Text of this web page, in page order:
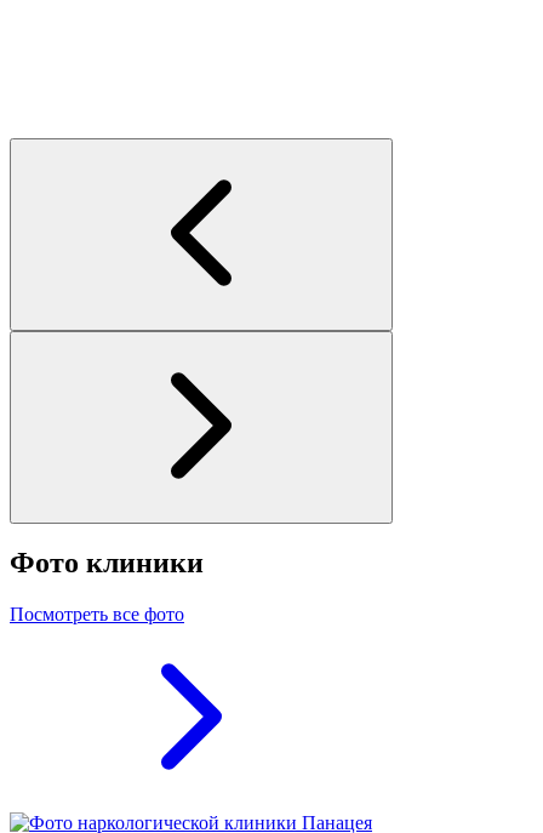
Фото клиники
Посмотреть все фото